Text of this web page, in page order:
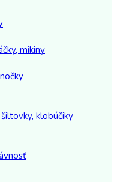
mikiny
klobúčiky